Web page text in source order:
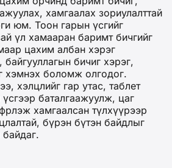
хамгаалах зориулалттай
юм. Тоон гарын үсгийг
үл хамааран баримт бичгийг
цахим албан хэрэг
бичиг хэрэг,
хэмнэх боломж олгодог.
хэлцлийг гар утас, таблет
баталгаажуулж, цаг
хамгаалсан түлхүүрээр
бүрэн бүтэн байдлыг
байдаг.